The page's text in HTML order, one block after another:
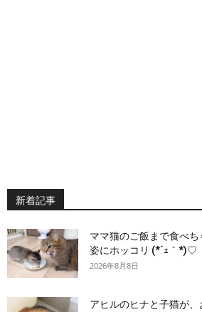
新着記事
ママ猫のご飯まで食べ
姿にホッコリ (*´ｪ｀*)♡
2026年8月8日
アヒルのヒナと子猫が